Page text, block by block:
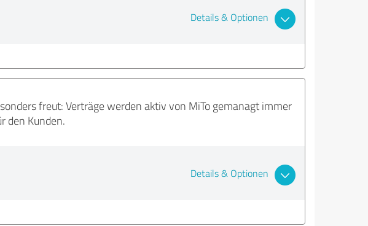
Details & Optionen
freut: Verträge werden aktiv von MiTo gemanagt immer
den Kunden.
Details & Optionen